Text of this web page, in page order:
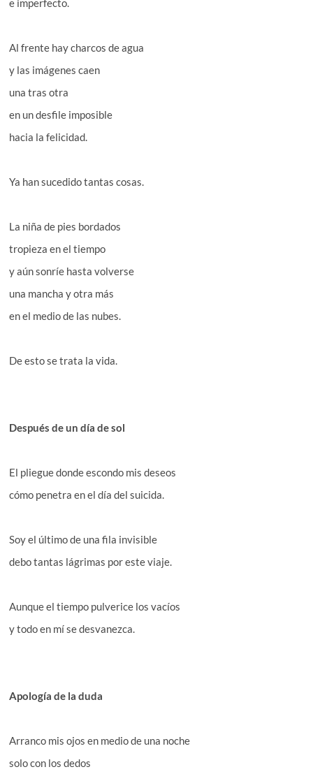
e imperfecto.
Al frente hay charcos de agua
y las imágenes caen
una tras otra
en un desfile imposible
hacia la felicidad.
Ya han sucedido tantas cosas.
La niña de pies bordados
tropieza en el tiempo
y aún sonríe hasta volverse
una mancha y otra más
en el medio de las nubes.
De esto se trata la vida.
Después de un día de sol
El pliegue donde escondo mis deseos
cómo penetra en el día del suicida.
Soy el último de una fila invisible
debo tantas lágrimas por este viaje.
Aunque el tiempo pulverice los vacíos
y todo en mí se desvanezca.
Apología de la duda
Arranco mis ojos en medio de una noche
solo con los dedos